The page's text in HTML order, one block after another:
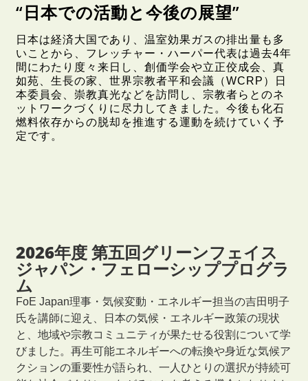
“日本での活動と今後の展望”
日本は経済大国であり、温室効果ガスの排出量も多
いことから、フレッチャー・ハーパー代表は過去4年
間にわたり度々来日し、創価学会や立正佼成会、真
如苑、生長の家、世界宗教者平和会議（WCRP）日
本委員会、崇教真光などを訪問し、宗教者らとのネ
ットワークづくりに尽力してきました。今後も化石
燃料依存からの脱却を推進する運動を続けていく予
定です。
2026年度 第五回グリーンフェイス
ジャパン・フェローシッププログラ
ム
FoE Japan理事・気候変動・エネルギー担当の吉田明子
氏を講師に迎え、日本の気候・エネルギー政策の現状
と、地域や宗教コミュニティが果たせる役割について学
びました。再生可能エネルギーへの転換や身近な気候ア
クションの重要性が語られ、一人ひとりの選択が持続可